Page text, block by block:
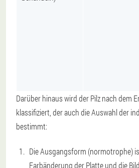
Darüber hinaus wird der Pilz nach dem
klassifiziert, der auch die Auswahl der
bestimmt:
Die Ausgangsform (normotrophe)
Farbänderung der Platte und die